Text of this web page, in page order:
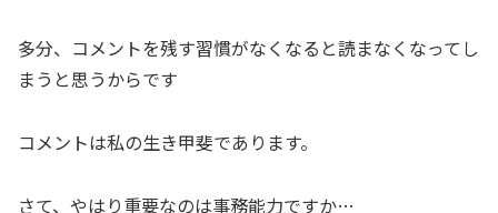
多分、コメントを残す習慣がなくなると読まなくなってし
まうと思うからです
コメントは私の生き甲斐であります。
さて、やはり重要なのは事務能力ですか…